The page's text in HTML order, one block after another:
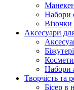
Набори
Візочки
Аксесуари
Набори
Творчість та
Бісер в